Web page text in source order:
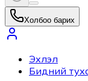
Холбоо барих
Эхлэл
Бидний